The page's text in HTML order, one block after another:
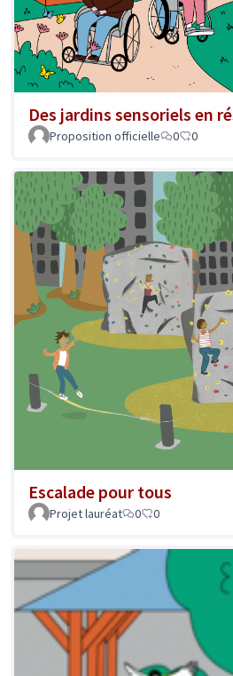
Des jardins sensoriels en
Proposition officielle 0 0
Escalade pour tous
Projet lauréat 0 0